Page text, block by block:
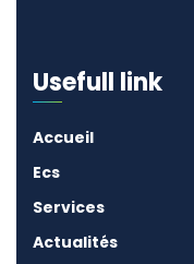
Usefull link
Accueil
Ecs
Services
Actualités